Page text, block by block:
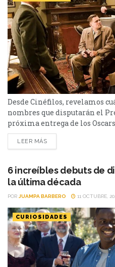
Desde Cinéfilos, revelamos
nombres que disputarán el
próxima entrega de los
cinematográficos está a la
Oscars 2024 a la vista, es
una competencia...
LEER MÁS
6 increíbles debuts de
la última década
POR JUAMPA BARBERO 11 OCTUBRE,
CURIOSIDADES